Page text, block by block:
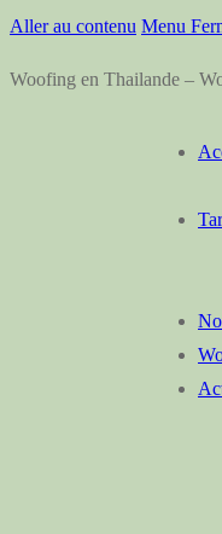
Aller au contenu Menu
Woofing en Thailande –